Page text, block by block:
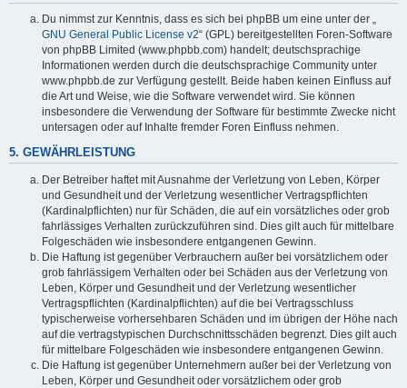
Du nimmst zur Kenntnis, dass es sich bei phpBB um eine unter der „
GNU General Public License v2“ (GPL) bereitgestellten Foren-Software
von phpBB Limited (www.phpbb.com) handelt; deutschsprachige
Informationen werden durch die deutschsprachige Community unter
www.phpbb.de zur Verfügung gestellt. Beide haben keinen Einfluss auf
die Art und Weise, wie die Software verwendet wird. Sie können
insbesondere die Verwendung der Software für bestimmte Zwecke nicht
untersagen oder auf Inhalte fremder Foren Einfluss nehmen.
5. GEWÄHRLEISTUNG
Der Betreiber haftet mit Ausnahme der Verletzung von Leben, Körper
und Gesundheit und der Verletzung wesentlicher Vertragspflichten
(Kardinalpflichten) nur für Schäden, die auf ein vorsätzliches oder grob
fahrlässiges Verhalten zurückzuführen sind. Dies gilt auch für mittelbare
Folgeschäden wie insbesondere entgangenen Gewinn.
Die Haftung ist gegenüber Verbrauchern außer bei vorsätzlichem oder
grob fahrlässigem Verhalten oder bei Schäden aus der Verletzung von
Leben, Körper und Gesundheit und der Verletzung wesentlicher
Vertragspflichten (Kardinalpflichten) auf die bei Vertragsschluss
typischerweise vorhersehbaren Schäden und im übrigen der Höhe nach
auf die vertragstypischen Durchschnittsschäden begrenzt. Dies gilt auch
für mittelbare Folgeschäden wie insbesondere entgangenen Gewinn.
Die Haftung ist gegenüber Unternehmern außer bei der Verletzung von
Leben, Körper und Gesundheit oder vorsätzlichem oder grob